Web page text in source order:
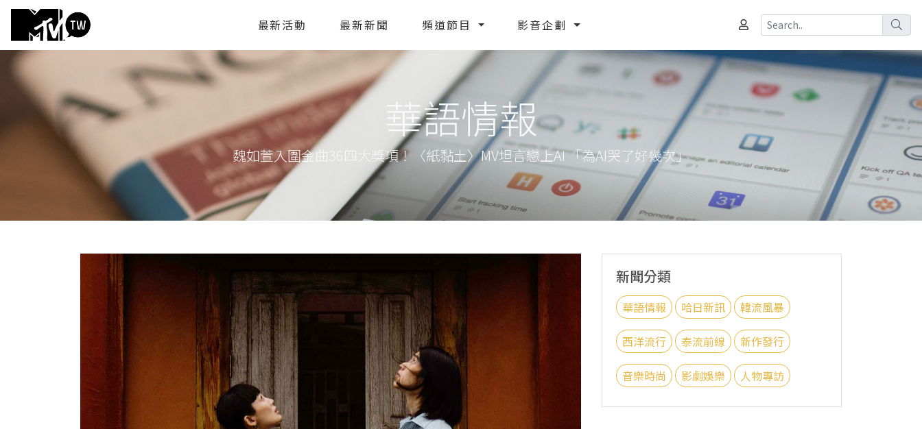
最新活動 最新新聞 頻道節目 影音企劃
華語情報
魏如萱入圍金曲36四大獎項！〈紙黏土〉MV坦言戀上AI 「為AI哭了好幾次」
新聞分類
華語情報 哈日新訊 韓流風暴
西洋流行 泰流前線 新作發行
音樂時尚 影劇娛樂 人物專訪